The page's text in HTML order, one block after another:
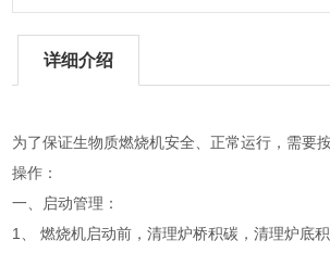
详细介绍
为了保证生物质燃烧机安全、正常运行，需要
操作：
一、启动管理：
1、 燃烧机启动前，清理炉桥积碳，清理炉底